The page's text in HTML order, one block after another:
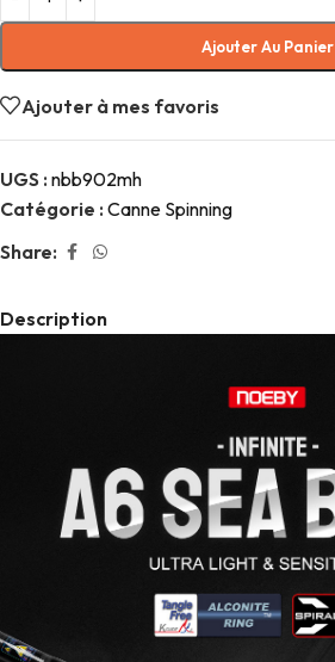
Ajouter Au Panier
Ajouter à mes favoris
UGS : nbb902mh
Catégorie : Canne Spinning
Share:
Description